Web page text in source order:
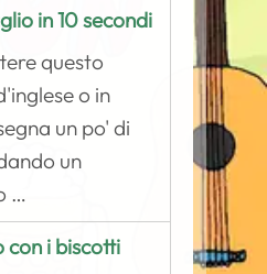
in 10 secondi
questo
o in
un po' di
un
…
con i biscotti